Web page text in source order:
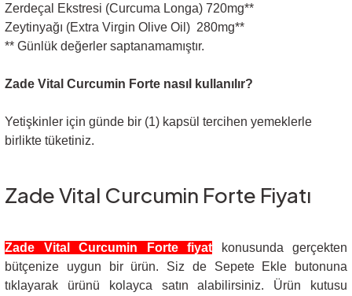
Zerdeçal Ekstresi (Curcuma Longa) 720mg**
Zeytinyağı (Extra Virgin Olive Oil) 280mg**
** Günlük değerler saptanamamıştır.
Zade Vital Curcumin Forte nasıl kullanılır?
Yetişkinler için günde bir (1) kapsül tercihen yemeklerle
birlikte tüketiniz.
Zade Vital Curcumin Forte Fiyatı
Zade Vital Curcumin Forte fiyat konusunda gerçekten
bütçenize uygun bir ürün. Siz de Sepete Ekle butonuna
tıklayarak ürünü kolayca satın alabilirsiniz. Ürün kutusu